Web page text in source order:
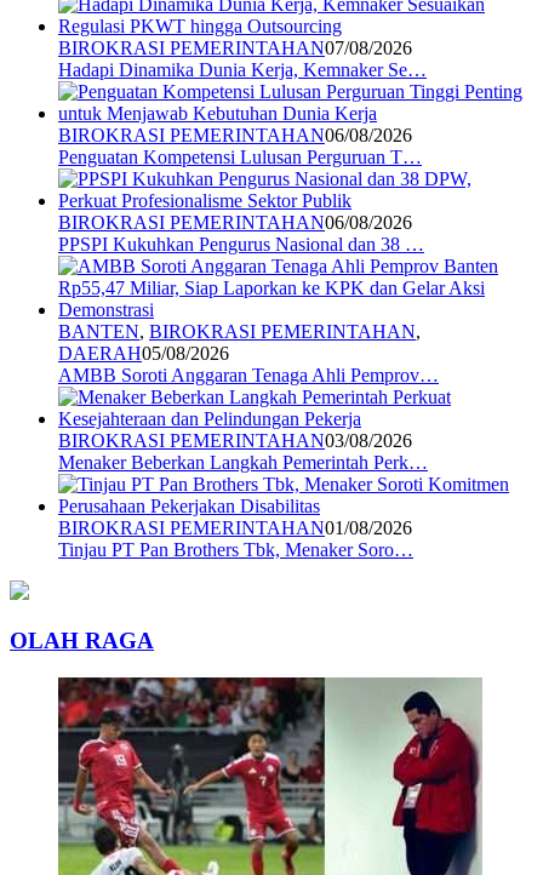
BIROKRASI PEMERINTAHAN07/08/2026
Hadapi Dinamika Dunia Kerja, Kemnaker Se…
BIROKRASI PEMERINTAHAN06/08/2026
Penguatan Kompetensi Lulusan Perguruan T…
BIROKRASI PEMERINTAHAN06/08/2026
PPSPI Kukuhkan Pengurus Nasional dan 38 …
BANTEN, BIROKRASI PEMERINTAHAN,
DAERAH05/08/2026
AMBB Soroti Anggaran Tenaga Ahli Pemprov…
BIROKRASI PEMERINTAHAN03/08/2026
Menaker Beberkan Langkah Pemerintah Perk…
BIROKRASI PEMERINTAHAN01/08/2026
Tinjau PT Pan Brothers Tbk, Menaker Soro…
OLAH RAGA